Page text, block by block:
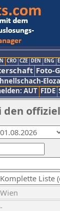
CRO CZE DEN ENG
Foto-
AUT FIDE